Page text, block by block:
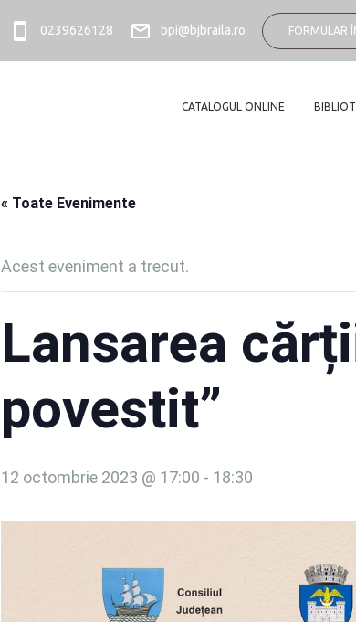
0239626128 bpi@bjbraila.ro FORMULAR
CATALOGUL ONLINE
« Toate Evenimente
Acest eveniment a trecut.
Lansarea
povestit”
12 octombrie 2023 @ 17:00 - 18:30